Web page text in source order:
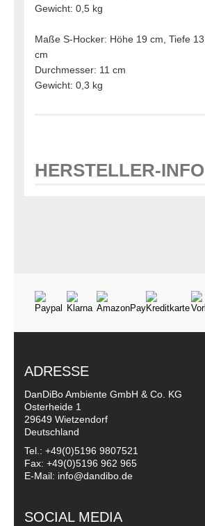
Gewicht: 0,5 kg
Maße S-Hocker: Höhe 19 cm, Tiefe
cm
Durchmesser: 11 cm
Gewicht: 0,3 kg
HERSTELLER-INFO
ADRESSE
DanDiBo Ambiente GmbH & Co. KG
Osterheide 1
29649 Wietzendorf
Deutschland
Tel.: +49(0)5196 9807521
Fax: +49(0)5196 962 965
E-Mail: info@dandibo.de
SOCIAL MEDIA